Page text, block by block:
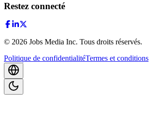
Restez connecté
© 2026 Jobs Media Inc. Tous droits réservés.
Politique de confidentialitéTermes et conditions